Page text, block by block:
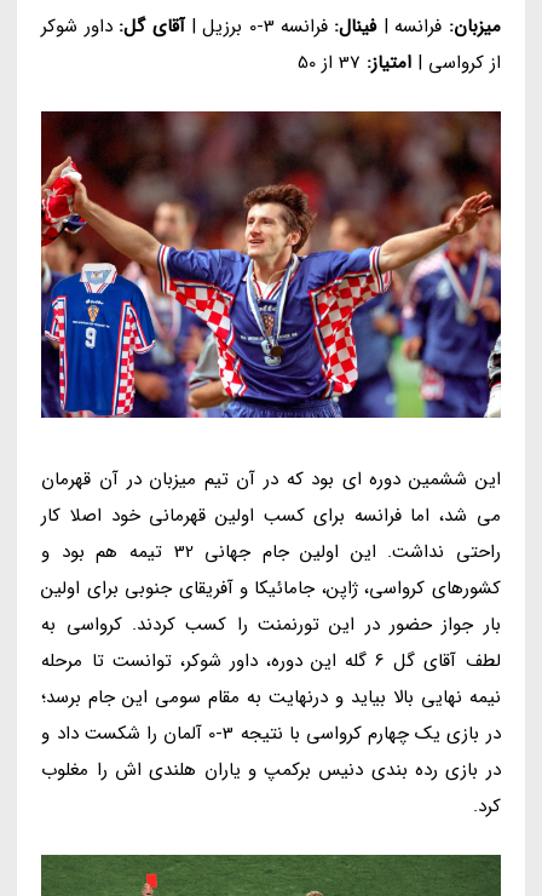
میزبان: فرانسه |فینال: فرانسه 3-0 برزیل | آقای گل: داور شوکر
از کرواسی |امتیاز:
این ششمین دوره ای بود که در آن تیم میزبان در آن قهرمان
می شد، اما فرانسه برای کسب اولین قهرمانی خود اصلا کار
راحتی نداشت. این اولین جام جهانی 32 تیمه هم بود و
کشورهای کرواسی، ژاپن، جامائیکا و آفریقای جنوبی برای اولین
بار جواز حضور در این تورنمنت را کسب کردند. کرواسی به
لطف آقای گل 6 گله این دوره، داور شوکر، توانست تا مرحله
نیمه نهایی بالا بیاید و درنهایت به مقام سومی این جام برسد؛
در بازی یک چهارم کرواسی با نتیجه 3-0 آلمان را شکست داد و
در بازی رده بندی دنیس برکمپ و یاران هلندی اش را مغلوب
کرد.